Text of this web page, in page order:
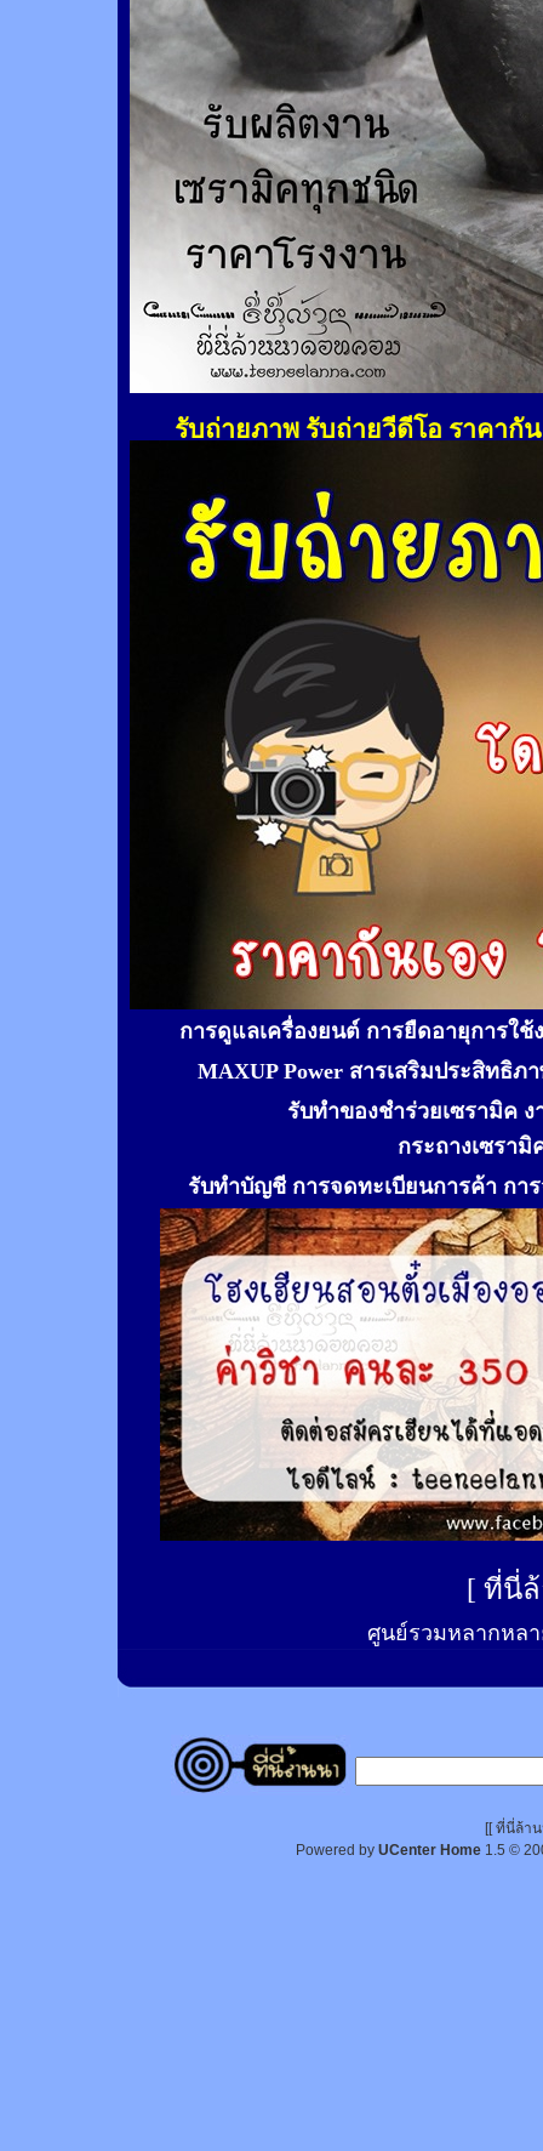
รับถ่ายภาพ รับถ่ายวีดีโอ ราคากั
การดูแลเครื่องยนต์ การยืดอายุการใ
MAXUP Power สารเสริมประสิทธิ
รับทำของชำร่วยเซรามิค
กระถางเซรา
รับทำบัญชี การจดทะเบียนการค้า กา
[ ที่นี่
ศูนย์รวมหลากหลา
[[ ที่นี่ล้า
Powered by UCenter Home 1.5 ©